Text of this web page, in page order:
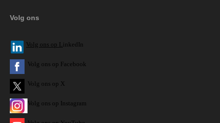
Volg ons
Volg ons op L inkedIn
Volg ons op Facebook
Volg ons op X
Volg ons op Instagram